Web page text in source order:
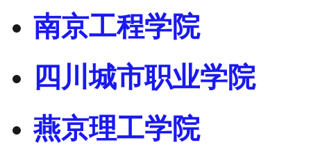
南京工程学院
四川城市职业学院
燕京理工学院